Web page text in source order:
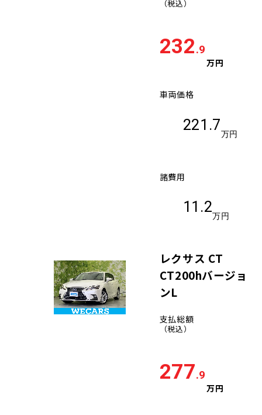
（税込）
232.9
万円
車両価格
221.7
万円
諸費用
11.2
万円
レクサス CT
CT200hバージョ
ンL
支払総額
（税込）
277.9
万円